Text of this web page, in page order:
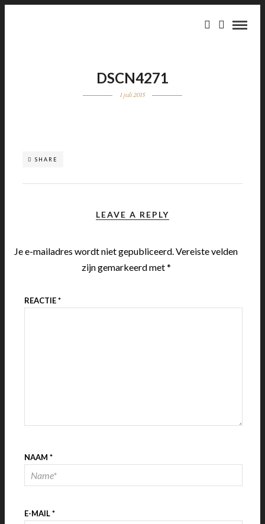
DSCN4271
1 juli 2015
SHARE
LEAVE A REPLY
Je e-mailadres wordt niet gepubliceerd.Vereiste velden
zijn gemarkeerd met*
REACTIE*
NAAM *
E-MAIL*